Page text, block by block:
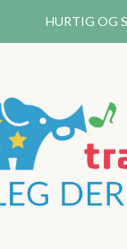
HURTIG OG